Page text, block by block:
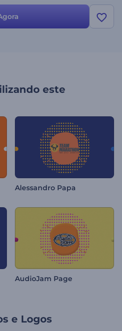
este
Alessandro Papa
AudioJam Page
e Logos